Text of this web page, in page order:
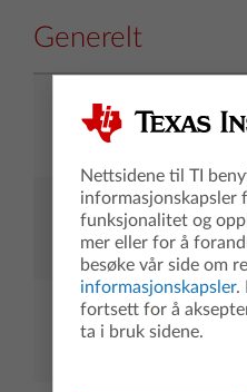
Generelt
Last ned
apper
Kontakt oss
Produktgaranti
Nettsidene til TI
informasjonskapsler
funksjonalitet og
mer eller for å
besøke vår side om
informasjonskapsler.
fortsett for å
ta i bruk sidene.